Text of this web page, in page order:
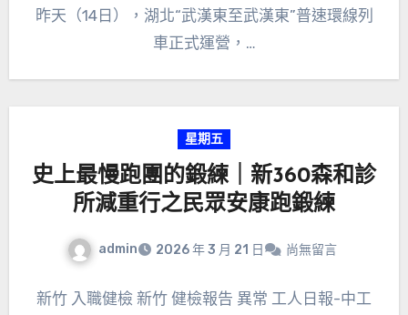
昨天（14日），湖北“武漢東至武漢東”普速環線列
車正式運營，…
星期五
史上最慢跑團的鍛練｜新360森和診
所減重行之民眾安康跑鍛練
admin 2026 年 3 月 21 日 尚無留言
新竹 入職健檢 新竹 健檢報告 異常 工人日報-中工